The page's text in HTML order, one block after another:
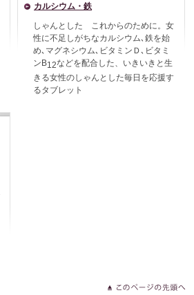
カルシウム・鉄
しゃんとした これからのために。女
性に不足しがちなカルシウム､鉄を始
め､マグネシウム､ビタミンＤ､ビタミ
ンB12などを配合した、いきいきと生
きる女性のしゃんとした毎日を応援す
るタブレット